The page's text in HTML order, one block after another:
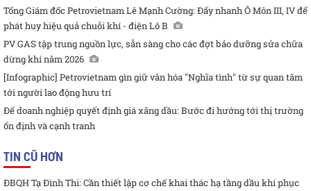
Tổng Giám đốc Petrovietnam Lê Mạnh Cường: Đẩy nhanh Ô Môn III, IV để
phát huy hiệu quả chuỗi khí - điện Lô B
PV GAS tập trung nguồn lực, sẵn sàng cho các đợt bảo dưỡng sửa chữa
dừng khí năm 2026
[Infographic] Petrovietnam gìn giữ văn hóa "Nghĩa tình" từ sự quan tâm
tới người lao động hưu trí
Để doanh nghiệp quyết định giá xăng dầu: Bước đi hướng tới thị trường
ổn định và cạnh tranh
TIN CŨ HƠN
ĐBQH Tạ Đình Thi: Cần thiết lập cơ chế khai thác hạ tầng dầu khí phục